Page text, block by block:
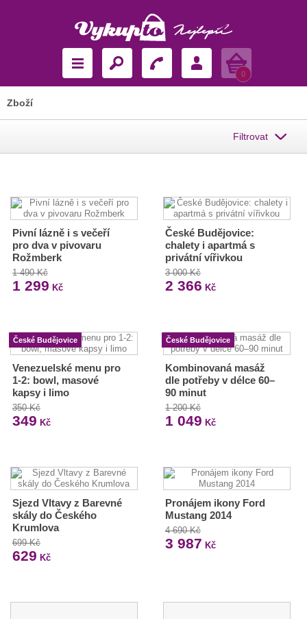
Košík
0
Zboží
Filtrovat
Pivní lázně i s večeří
pro dva v pivovaru
Rožmberk
1 490 Kč
1 299 Kč
České Budějovice:
chalety i apartmá s
privátní vířivkou
3 000 Kč
2 366 Kč
České Budějovice
Venezuelské menu pro
1-2: bowl, masové
kapsy i limo
350 Kč
349 Kč
České Budějovice
Kombinovaná masáž
dle potřeby v délce 60–
90 minut
1 200 Kč
1 049 Kč
Sjezd Vltavy z Barevné
skály do Českého
Krumlova
699 Kč
629 Kč
Pronájem ikony Ford
Mustang 2014
4 690 Kč
3 987 Kč